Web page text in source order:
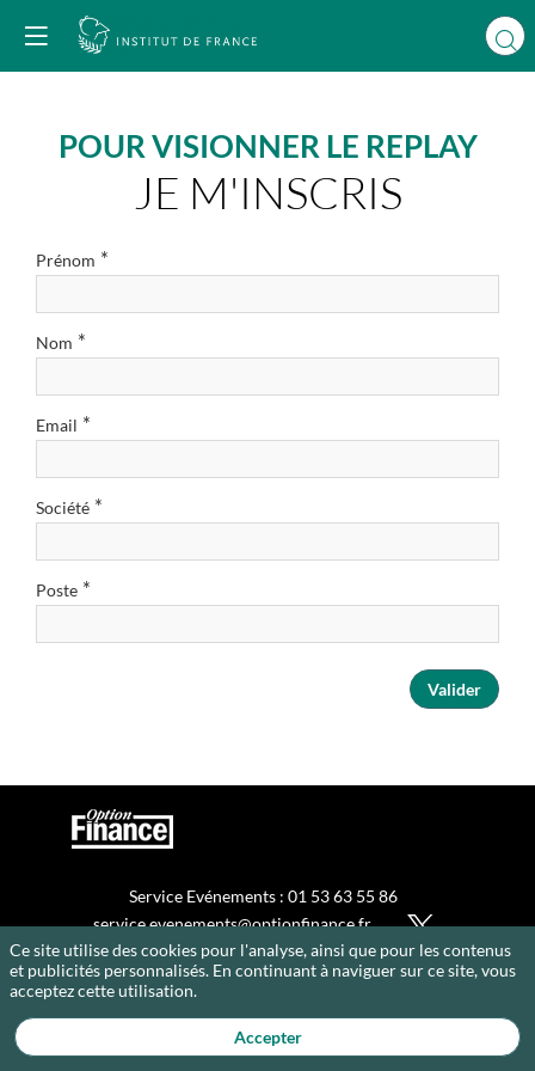
POUR VISIONNER LE REPLAY
JE M'INSCRIS
Prénom *
Nom *
Email *
Société *
Poste *
Valider
Service Evénements : 01 53 63 55 86
service.evenements@optionfinance.fr
Cookies
Politique de confidentialité
Ce site utilise des cookies pour l'analyse, ainsi que pour les contenus
et publicités personnalisés. En continuant à naviguer sur ce site, vous
acceptez cette utilisation.
Accepter